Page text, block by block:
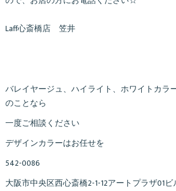
Laff心斎橋店 笠井
バレイヤージュ、ハイライト、ホワイトカラ
のことなら
一度ご相談ください
デザインカラーはお任せを
542-0086
大阪市中央区西心斎橋2-1-12アートプラザ01ビ